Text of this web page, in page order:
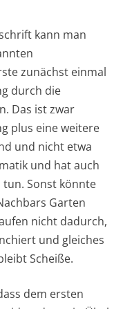
kann man
zunächst einmal
durch die
Das ist zwar
plus eine weitere
und nicht etwa
und hat auch
tun. Sonst könnte
Garten
nicht dadurch,
und gleiches
Scheiße.
dem ersten